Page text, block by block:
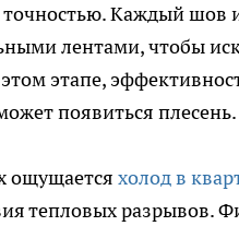
точностью. Каждый
лентами, чтобы
этапе,
появиться плесень.
ощущается холод в
тепловых разрывов.